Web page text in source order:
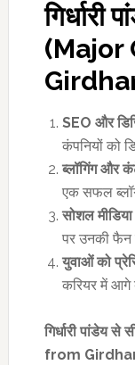
गिर्धारी
(Major
SEO और
कंपनियों को
ब्लॉगिंग और
एक सफल
सोशल
पर उनकी फैन
युवाओं को
करियर में आगे
गिर्धारी पांडेय से
from